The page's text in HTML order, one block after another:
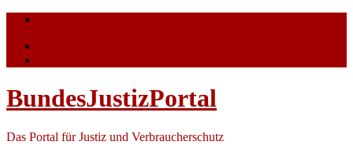
Skip
content
BundesJustizPortal
Das Portal für Justiz und Verbraucherschutz